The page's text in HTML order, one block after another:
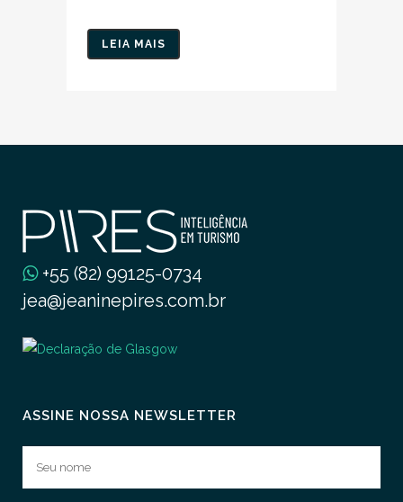
LEIA MAIS
+55 (82) 99125-0734
jea@jeaninepires.com.br
ASSINE NOSSA NEWSLETTER